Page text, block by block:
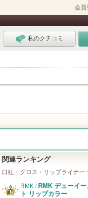
会員
私のクチコミ
関連ランキング
口紅・グロス・リップライナー
RMK / RMK デューイー
ト リップカラー